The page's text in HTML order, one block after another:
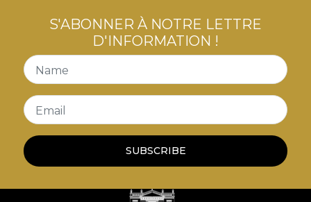
S'ABONNER À NOTRE LETTRE
D'INFORMATION !
Name
Email
SUBSCRIBE